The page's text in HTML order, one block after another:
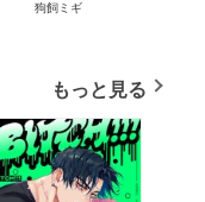
第1話
狗飼ミギ
もっと見る